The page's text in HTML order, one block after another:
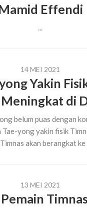
Effendi
...
14 MEI 2021
Yakin
di
belum puas dengan
Tae-yong yakin fisik
akan berangkat ke
13 MEI 2021